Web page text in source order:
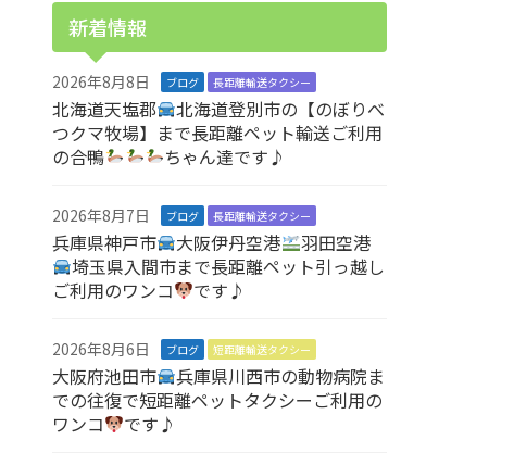
新着情報
2026年8月8日 ブログ 長距離輸送タクシー
北海道天塩郡
北海道登別市の【のぼりべ
つクマ牧場】まで長距離ペット輸送ご利用
の合鴨
ちゃん達です♪
2026年8月7日 ブログ 長距離輸送タクシー
兵庫県神戸市 大阪伊丹空港
羽田空港
埼玉県入間市まで長距離ペット引っ越し
ご利用のワンコ
です♪
2026年8月6日 ブログ 短距離輸送タクシー
大阪府池田市
兵庫県川西市の動物病院ま
での往復で短距離ペットタクシーご利用の
ワンコ
です♪